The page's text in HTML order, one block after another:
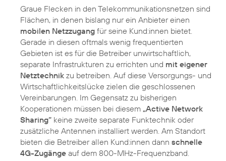
Graue Flecken in den Telekommunikationsnetzen sind
Flächen, in denen bislang nur ein Anbieter einen
mobilen Netzzugang für seine Kund:innen bietet.
Gerade in diesen oftmals wenig frequentierten
Gebieten ist es für die Betreiber unwirtschaftlich,
separate Infrastrukturen zu errichten und mit eigener
Netztechnik zu betreiben. Auf diese Versorgungs- und
Wirtschaftlichkeitslücke zielen die geschlossenen
Vereinbarungen. Im Gegensatz zu bisherigen
Kooperationen müssen bei diesem „Active Network
Sharing“ keine zweite separate Funktechnik oder
zusätzliche Antennen installiert werden. Am Standort
bieten die Betreiber allen Kund:innen dann schnelle
4G-Zugänge auf dem 800-MHz-Frequenzband.